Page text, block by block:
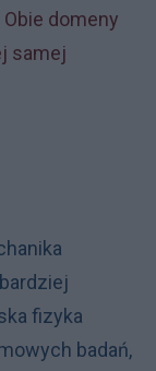
domeny
samej
fizyka
badań,